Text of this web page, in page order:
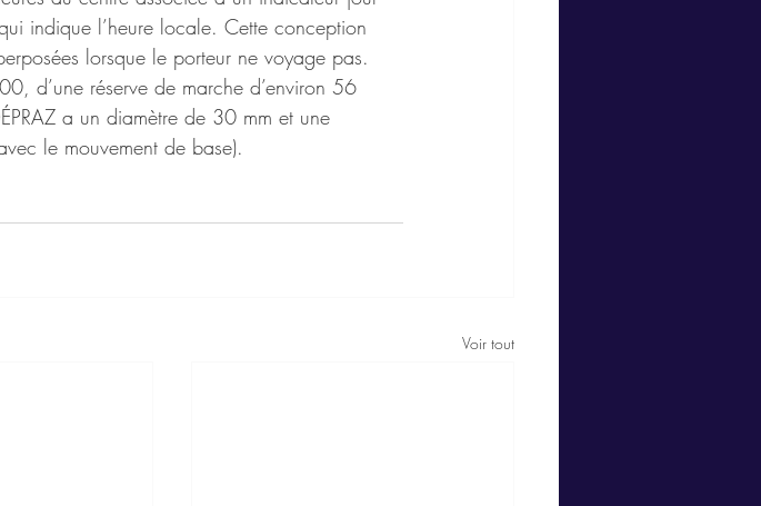
indique l’heure locale. Cette conception
lorsque le porteur ne voyage pas.
d’une réserve de marche d’environ 56
a un diamètre de 30 mm et une
le mouvement de base).
Voir tout